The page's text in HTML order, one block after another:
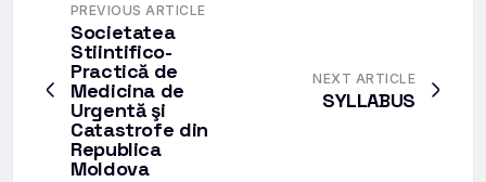
PREVIOUS ARTICLE
Societatea
Stiintifico-
Practică de
Medicina de
Urgentă şi
Catastrofe din
Republica
Moldova
NEXT ARTICLE
SYLLABUS